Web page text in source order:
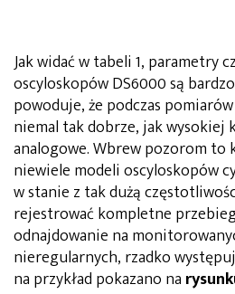
Jak widać w tabeli 1, parametry
oscyloskopów DS6000 są
powoduje, że podczas
niemal tak dobrze, jak wysokiej
analogowe. Wbrew pozorom to
niewiele modeli oscyloskopów
w stanie z tak dużą
rejestrować kompletne
odnajdowanie na
nieregularnych, rzadko
na przykład pokazano na